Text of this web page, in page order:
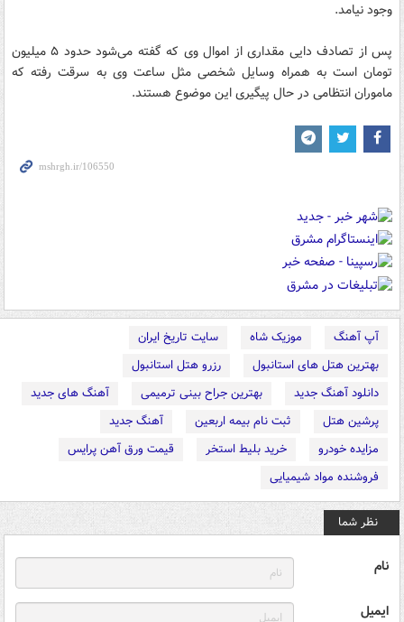
وجود نیامد.
پس از تصادف دایی مقداری از اموال وی که گفته می‌شود حدود ۵ میلیون
تومان است به همراه وسایل شخصی مثل ساعت وی به سرقت رفته که
ماموران انتظامی در حال پیگیری این موضوع هستند.
آپ آهنگ موزیک شاه
سایت تاریخ ایران
بهترین هتل های استانبول
رزرو هتل استانبول
دانلود آهنگ جدید
بهترین جراح بینی ترمیمی
آهنگ های جدید
پرشین هتل
ثبت نام بیمه اربعین
آهنگ جدید
مزایده خودرو
خرید بلیط استخر
قیمت ورق آهن پرایس
فروشنده مواد شیمیایی
نظر شما
نام
ایمیل